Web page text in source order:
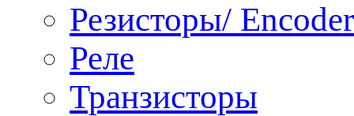
Резисторы/ Encoder
Реле
Транзисторы